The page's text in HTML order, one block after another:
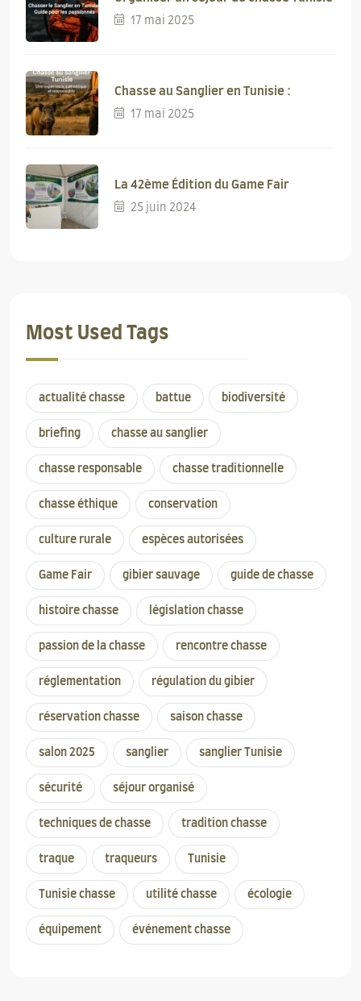
17 mai 2025
Chasse au Sanglier en Tunisie :
17 mai 2025
La 42ème Édition du Game Fair
25 juin 2024
Most Used Tags
actualité chasse battue biodiversité
briefing chasse au sanglier
chasse responsable chasse traditionnelle
chasse éthique conservation
culture rurale espèces autorisées
Game Fair gibier sauvage guide de chasse
histoire chasse législation chasse
passion de la chasse rencontre chasse
réglementation régulation du gibier
réservation chasse saison chasse
salon 2025 sanglier sanglier Tunisie
sécurité séjour organisé
techniques de chasse tradition chasse
traque traqueurs Tunisie
Tunisie chasse utilité chasse écologie
équipement événement chasse